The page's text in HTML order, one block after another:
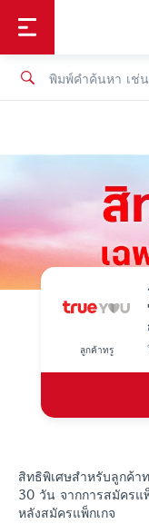
ลูกค้าบุคคล
ช้อป
เทรนด์เทคโนโลยี
ลูกค้าทรู
สิทธิพิเศษสำหรับลูกค้
30 วัน จากการสมัคร
หลังสมัครแพ็กเกจ